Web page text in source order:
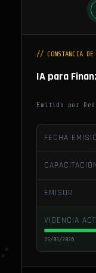
// CONSTANCIA
IA para
Emitido por
FECHA
EMISOR
VIGENCIA
25/03/2026